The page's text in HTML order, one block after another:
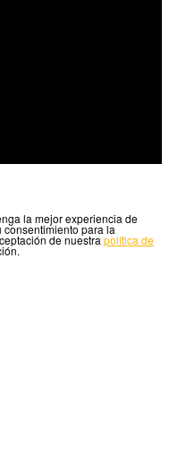
la mejor experiencia de
para la
de nuestra política de